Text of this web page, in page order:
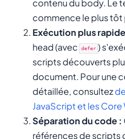
contenu du body. Le
commence le plus tôt
Exécution plus
head (avec
defer )
scripts découverts
document. Pour une
détaillée, consultez
JavaScript et les Core
Séparation du code :
références de scripts